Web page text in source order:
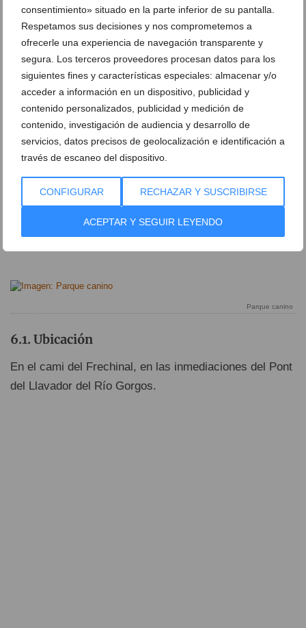
consentimiento» situado en la parte inferior de su pantalla.
Respetamos sus decisiones y nos comprometemos a
ofrecerle una experiencia de navegación transparente y
segura. Los terceros proveedores procesan datos para los
siguientes fines y características especiales: almacenar y/o
acceder a información en un dispositivo, publicidad y
contenido personalizados, publicidad y medición de
contenido, investigación de audiencia y desarrollo de
servicios, datos precisos de geolocalización e identificación a
través de escaneo del dispositivo.
CONFIGURAR RECHAZAR Y SUSCRIBIRSE
ACEPTAR Y SEGUIR LEYENDO
Prohibida la entrada a niños pequeños para evitar
accidentes con los perros más grandes
Normas de uso de las áreas caninas de Xàbia
Parques caninos privados
En Xàbia hay un parque canino con gran espacio para
ociode los perros pero es de gestión privada.
Llamado 'La Jungla' (Pet Service), en este lugar se
encuentran distintos elementos para adiestrar, educar y
Parque canino
Ubicación
En el cami del Frechinal, en las inmediaciones del Pont
del Llavador del Río Gorgos.